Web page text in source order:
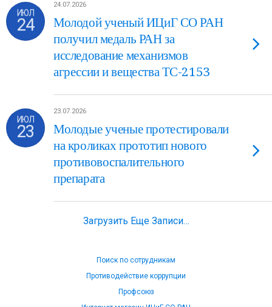
ИЮЛ
24
24.07.2026
Молодой ученый ИЦиГ СО РАН
получил медаль РАН за
исследование механизмов
агрессии и вещества ТС-2153
ИЮЛ
23
23.07.2026
Молодые ученые протестировали
на кроликах прототип нового
противовоспалительного
препарата
Загрузить Еще Записи…
Поиск по сотрудникам
Противодействие коррупции
Профсоюз